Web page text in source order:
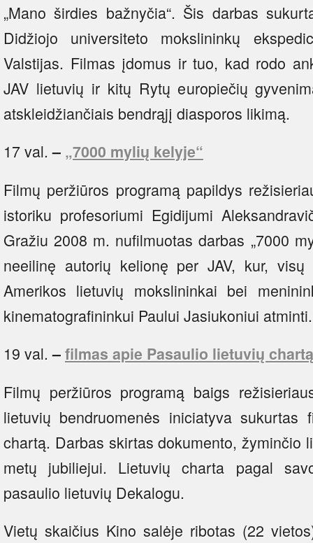
„Mano širdies bažnyčia“. Šis darbas
Didžiojo universiteto mokslininkų
Valstijas. Filmas įdomus ir tuo, kad rodo
JAV lietuvių ir kitų Rytų europiečių
atskleidžiančiais bendrąjį diasporos likimą.
17 val. – „7000 mylių kelyje“
Filmų peržiūros programą papildys
istoriku profesoriumi Egidijumi
Gražiu 2008 m. nufilmuotas darbas „7000
neeilinę autorių kelionę per JAV, kur,
Amerikos lietuvių mokslininkai bei
kinematografininkui Paului Jasiukoniui atminti.
19 val. –filmas apie Pasaulio lietuvių chartą
Filmų peržiūros programą baigs
lietuvių bendruomenės iniciatyva sukurtas
chartą. Darbas skirtas dokumento, žyminčio
metų jubiliejui. Lietuvių charta pagal
pasaulio lietuvių Dekalogu.
Vietų skaičius Kino salėje ribotas (22